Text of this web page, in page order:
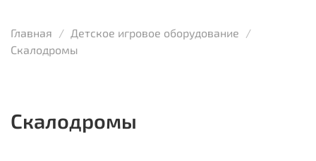
Главная
Детское игровое оборудование
Скалодромы
Скалодромы